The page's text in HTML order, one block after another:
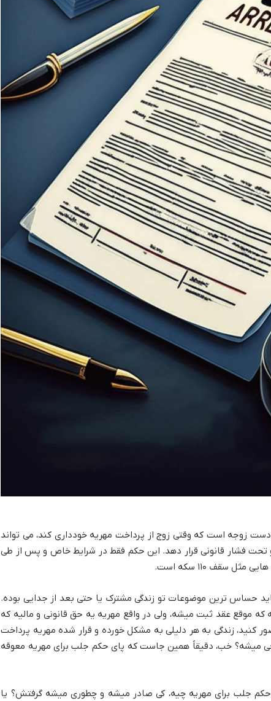
دست زوجه است که وقتی زوج از پرداخت مهریه خودداری کند، می تواند
و تحت فشار قانونی قرار دهد. این حکم فقط در شرایط خاص و پس از طی
سقف ۱۱۰ سکه است.
حساس ترین موضوعات تو زندگی مشترک یا حتی بعد از جدایی بوده.
موقع عقد ثبت میشه، ولی در واقع مهریه یه حق قانونی و مالیه که
کنید، زندگی به هر دلیلی به مشکل خورده و قرار شده مهریه پرداخت
میشه؟ خب، دقیقاً همین جاست که پای حکم جلب برای مهریه معوقه
جلب برای مهریه چیه، کی صادر میشه و چطوری میشه گرفتش؟ یا